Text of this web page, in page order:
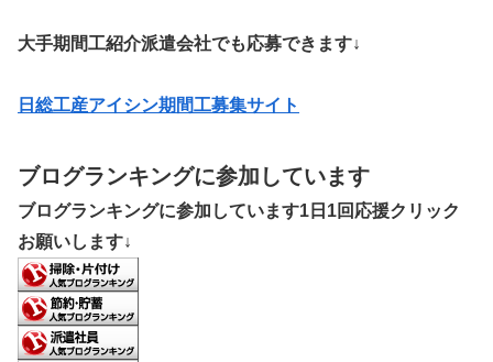
大手期間工紹介派遣会社でも応募できます↓
日総工産アイシン期間工募集サイト
ブログランキングに参加しています
ブログランキングに参加しています1日1回応援クリック
お願いします↓